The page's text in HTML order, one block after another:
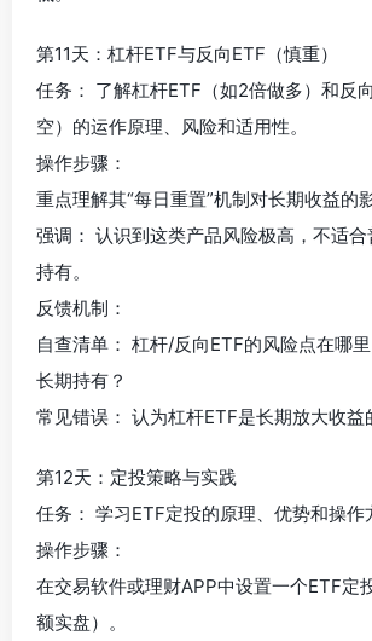
第11天：杠杆ETF与反向ETF（慎重）
任务： 了解杠杆ETF（如2倍做多）和反
空）的运作原理、风险和适用性。
操作步骤：
重点理解其“每日重置”机制对长期收益的影
强调： 认识到这类产品风险极高，不适
持有。
反馈机制：
自查清单： 杠杆/反向ETF的风险点在哪
长期持有？
常见错误： 认为杠杆ETF是长期放大收益
第12天：定投策略与实践
任务： 学习ETF定投的原理、优势和操作
操作步骤：
在交易软件或理财APP中设置一个ETF定
额实盘）。